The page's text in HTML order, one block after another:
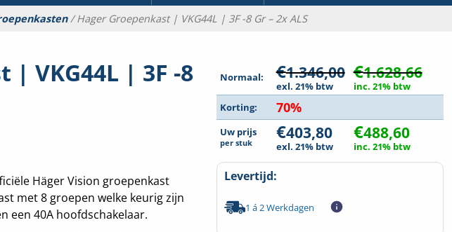
/ Hager Groepenkast | VKG44L | 3F -8 Gr – 2x ALS
| VKG44L | 3F -8
Häger Vision groepenkast
met 8 groepen welke keurig zijn
een 40A hoofdschakelaar.
Normaal: €1.346,00
exl. 21% btw
€1.628,66
inc. 21% btw
Korting:
70%
Uw prijs
per stuk €403,80
exl. 21% btw
€488,60
inc. 21% btw
Levertijd:
1 á 2 Werkdagen